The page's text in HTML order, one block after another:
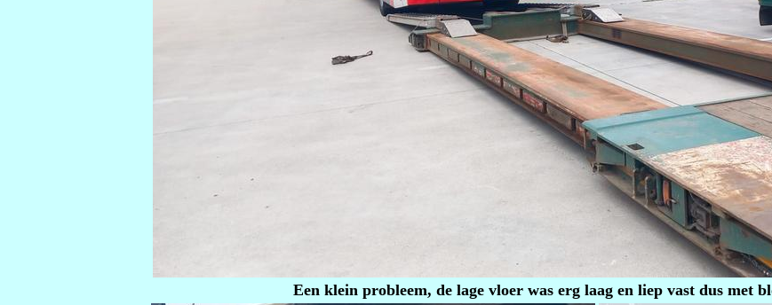
Een klein probleem, de lage vloer was erg laag en liep vast dus met